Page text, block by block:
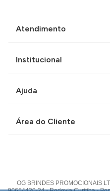
Atendimento
Institucional
Ajuda
Área do Cliente
OG BRINDES PROMOCIONAIS